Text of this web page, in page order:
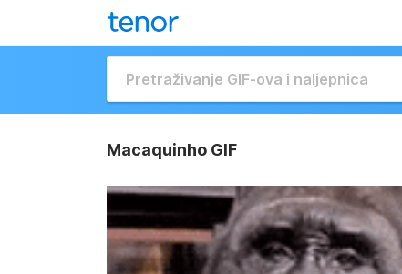
Macaquinho GIF